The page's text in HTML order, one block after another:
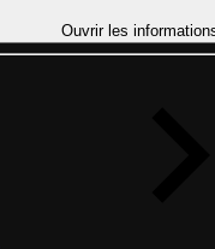
Ouvrir les